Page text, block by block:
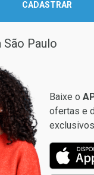
Ativar
CADASTRAR
São Paulo
Baixe o
ofertas e